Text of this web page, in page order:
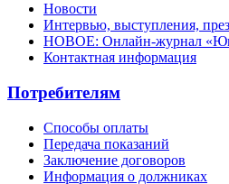
Новости
Интервью, выступления,
НОВОЕ: Онлайн-журнал
Контактная информация
Потребителям
Способы оплаты
Передача показаний
Заключение договоров
Информация о должниках